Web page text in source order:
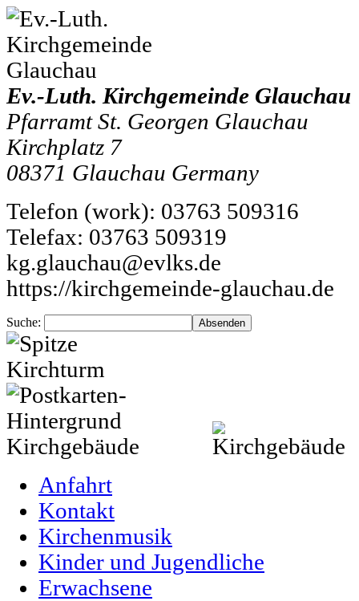
Ev.-Luth. Kirchgemeinde Glauchau
Pfarramt St. Georgen Glauchau
Kirchplatz 7
08371 Glauchau Germany
Telefon (work): 03763 509316
Telefax: 03763 509319
kg.glauchau@evlks.de
https://kirchgemeinde-glauchau.de
Suche:
Anfahrt
Kontakt
Kirchenmusik
Kinder und Jugendliche
Erwachsene